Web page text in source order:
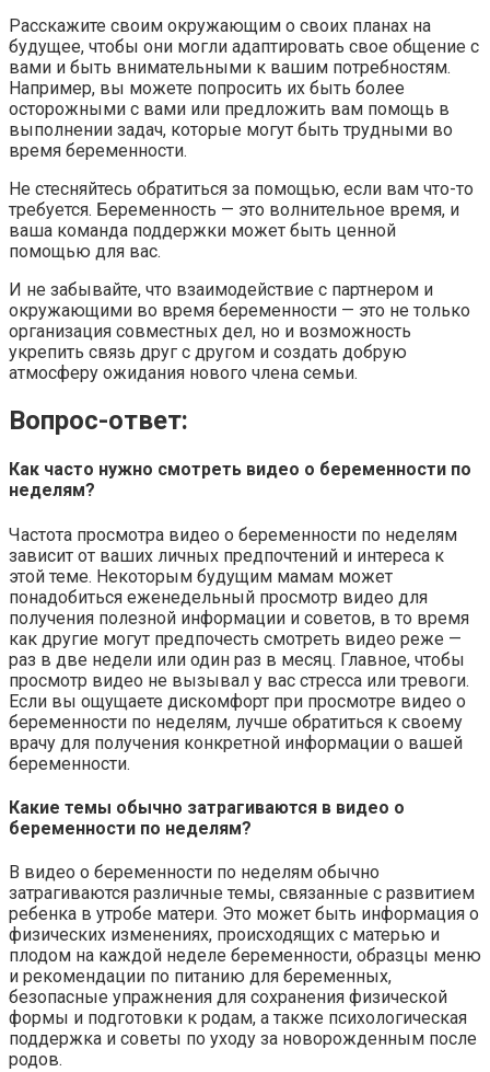
Расскажите своим окружающим о своих планах на
будущее, чтобы они могли адаптировать свое общение с
вами и быть внимательными к вашим потребностям.
Например, вы можете попросить их быть более
осторожными с вами или предложить вам помощь в
выполнении задач, которые могут быть трудными во
время беременности.
Не стесняйтесь обратиться за помощью, если вам что-то
требуется. Беременность — это волнительное время, и
ваша команда поддержки может быть ценной
помощью для вас.
И не забывайте, что взаимодействие с партнером и
окружающими во время беременности — это не только
организация совместных дел, но и возможность
укрепить связь друг с другом и создать добрую
атмосферу ожидания нового члена семьи.
Вопрос-ответ:
Как часто нужно смотреть видео о беременности по
неделям?
Частота просмотра видео о беременности по неделям
зависит от ваших личных предпочтений и интереса к
этой теме. Некоторым будущим мамам может
понадобиться еженедельный просмотр видео для
получения полезной информации и советов, в то время
как другие могут предпочесть смотреть видео реже —
раз в две недели или один раз в месяц. Главное, чтобы
просмотр видео не вызывал у вас стресса или тревоги.
Если вы ощущаете дискомфорт при просмотре видео о
беременности по неделям, лучше обратиться к своему
врачу для получения конкретной информации о вашей
беременности.
Какие темы обычно затрагиваются в видео о
беременности по неделям?
В видео о беременности по неделям обычно
затрагиваются различные темы, связанные с развитием
ребенка в утробе матери. Это может быть информация о
физических изменениях, происходящих с матерью и
плодом на каждой неделе беременности, образцы меню
и рекомендации по питанию для беременных,
безопасные упражнения для сохранения физической
формы и подготовки к родам, а также психологическая
поддержка и советы по уходу за новорожденным после
родов.